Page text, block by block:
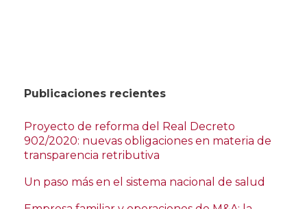
Publicaciones recientes
Proyecto de reforma del Real Decreto
902/2020: nuevas obligaciones en materia de
transparencia retributiva
Un paso más en el sistema nacional de salud